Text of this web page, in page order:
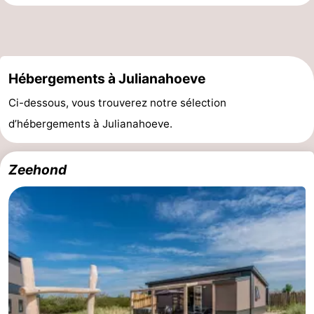
Hébergements à Julianahoeve
Ci-dessous, vous trouverez notre sélection
d’hébergements à Julianahoeve.
Zeehond